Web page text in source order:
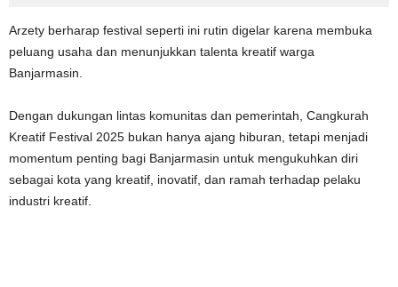
Arzety berharap festival seperti ini rutin digelar karena membuka
peluang usaha dan menunjukkan talenta kreatif warga
Banjarmasin.
Dengan dukungan lintas komunitas dan pemerintah, Cangkurah
Kreatif Festival 2025 bukan hanya ajang hiburan, tetapi menjadi
momentum penting bagi Banjarmasin untuk mengukuhkan diri
sebagai kota yang kreatif, inovatif, dan ramah terhadap pelaku
industri kreatif.